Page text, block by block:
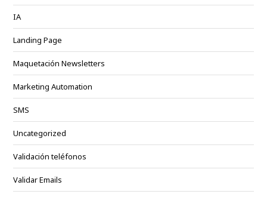
IA
Landing Page
Maquetación Newsletters
Marketing Automation
SMS
Uncategorized
Validación teléfonos
Validar Emails